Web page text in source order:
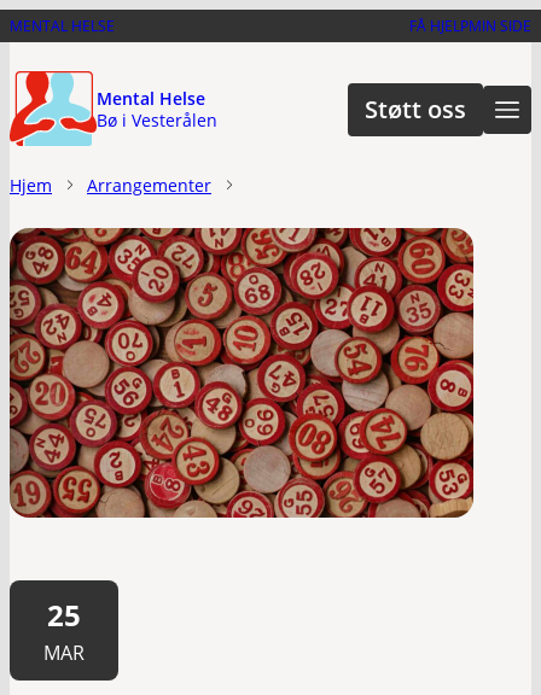
Hopp
hovedinnhold
MENTAL HELSE FÅ HJELPMIN SIDE
Mental Helse
Bø i Vesterålen
Støtt oss
Hjem Arrangementer
25
MAR